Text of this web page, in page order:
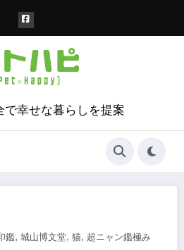
で幸せな暮らしを提案
鑑, 城山博文堂, 猫, 超ニャン鑑極み